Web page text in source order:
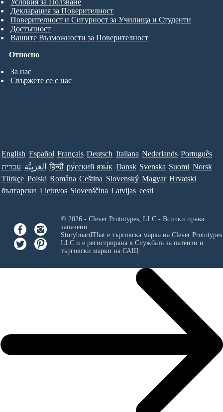
Относно
За нас
Свържете се с нас
Условия за Ползване
Декларация за Поверителност
Поверителност и Сигурност за Училища и Студенти
Достъпност
Вашите Възможности за Поверителност
English Español Français Deutsch Italiana Nederlands Português
עברית العَرَبِيَّة हिन्दी ру́сский язы́к Dansk Svenska Suomi Norsk
Türkçe Polski Româna Ceština Slovenský Magyar Hrvatski
български Lietuvos Slovenščina Latvijas eesti
© 2026 - Clever Prototypes, LLC - Всички права
запазени.
StoryboardThat е търговска марка на Clever
LLCи е регистрирана в Службата за патенти и
търговски марки на САЩ